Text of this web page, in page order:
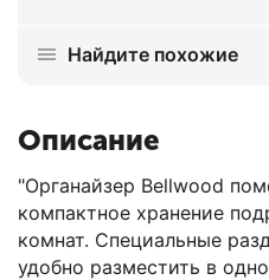
Найдите похожие
Описание
"Органайзер Bellwood
компактное хранение
комнат. Специальные
удобно разместить в